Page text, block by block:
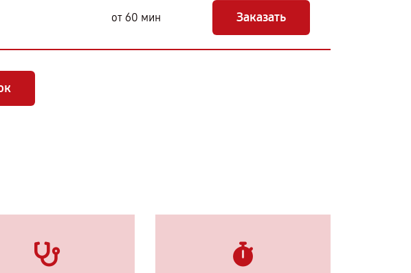
от 60 мин Заказать